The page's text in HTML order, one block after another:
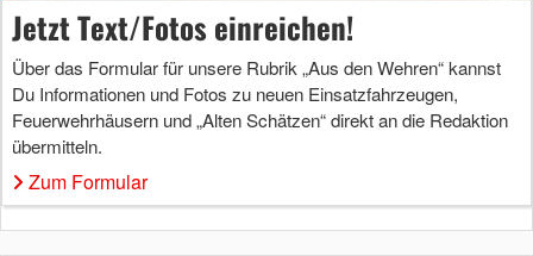
Jetzt Text/Fotos einreichen!
Über das Formular für unsere Rubrik „Aus den Wehren“ kannst
Du Informationen und Fotos zu neuen Einsatzfahrzeugen,
Feuerwehrhäusern und „Alten Schätzen“ direkt an die Redaktion
übermitteln.
Zum Formular